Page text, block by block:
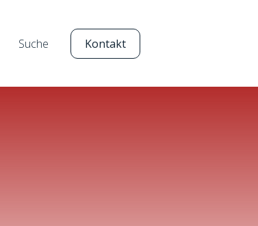
anzeigenfür Referenzen anzeigen
Suche Kontakt